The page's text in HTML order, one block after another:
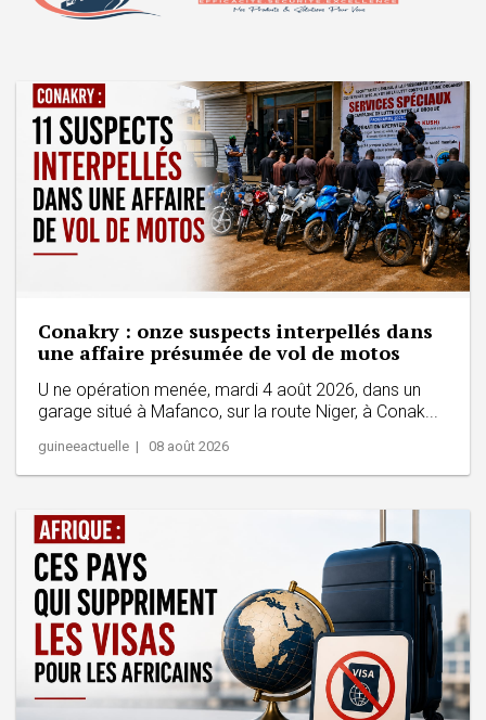
Conakry : onze suspects interpellés dans
une affaire présumée de vol de motos
U ne opération menée, mardi 4 août 2026, dans un
garage situé à Mafanco, sur la route Niger, à Conak...
guineeactuelle | 08 août 2026